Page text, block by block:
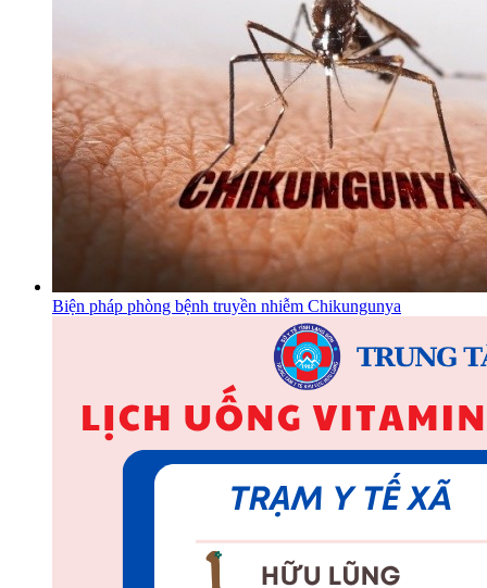
Biện pháp phòng bệnh truyền nhiễm Chikungunya